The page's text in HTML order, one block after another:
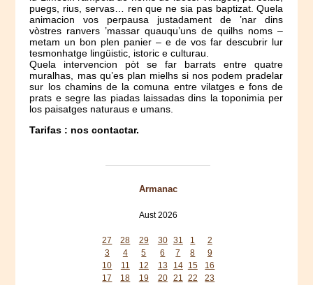
puegs, rius, servas… ren que ne sia pas baptizat. Quela
animacion vos perpausa justadament de ’nar dins
vòstres ranvers ’massar quauqu’uns de quilhs noms –
metam un bon plen panier – e de vos far descubrir lur
tesmonhatge lingüistic, istoric e culturau.
Quela intervencion pòt se far barrats entre quatre
muralhas, mas qu’es plan mielhs si nos podem pradelar
sur los chamins de la comuna entre vilatges e fons de
prats e segre las piadas laissadas dins la toponimia per
los paisatges naturaus e umans.
Tarifas : nos contactar.
Armanac
Aust 2026
27
28 29 30 31 1
2
3
4 5 6 7 8
9
10
11 12 13 14 15
16
17
18 19 20 21 22
23